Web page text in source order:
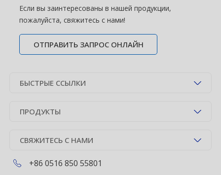
Если вы заинтересованы в нашей продукции,
пожалуйста, свяжитесь с нами!
ОТПРАВИТЬ ЗАПРОС ОНЛАЙН
БЫСТРЫЕ ССЫЛКИ
ПРОДУКТЫ
СВЯЖИТЕСЬ С НАМИ
+86 0516 850 55801